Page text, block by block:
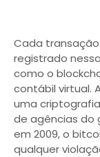
Cada
registrado
como o
contábil virtual.
uma
de agências do
em 2009, o
qualquer